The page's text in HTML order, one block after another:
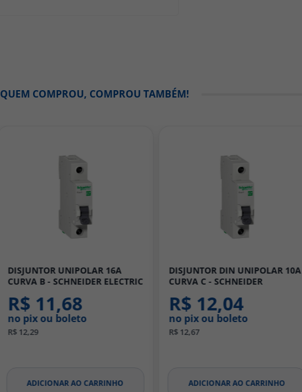
QUEM COMPROU, COMPROU TAMBÉM!
DISJUNTOR DIN UNIPOLAR 10A
CURVA C - SCHNEIDER
R$ 12,04
no pix ou boleto
R$ 12,67
ADICIONAR AO CARRINHO
DISJUNTOR DIN UNIPOLAR 10A
CURVA B - SCHNEIDER
R$ 11,68
no pix ou boleto
R$ 12,29
ADICIONAR AO CARRINHO